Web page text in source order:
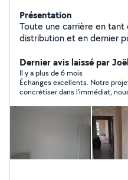
Présentation
Toute une carrière en tant
distribution et en dernier
une carrière
l'habitat. Au plaisir de vous
Dernier avis laissé par
Il y a plus de 6 mois
Échanges excellents. Notre projet ne pouvant
concrétiser dans l'immédiat,